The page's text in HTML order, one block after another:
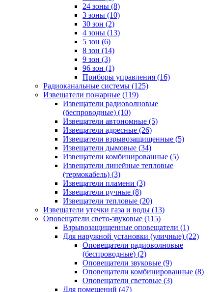
24 зоны (8)
3 зоны (10)
30 зон (2)
4 зоны (13)
5 зон (6)
8 зон (14)
9 зон (3)
96 зон (1)
Приборы управления (16)
Радиоканальные системы (125)
Извещатели пожарные (119)
Извещатели радиоволновые
(беспроводные) (10)
Извещатели автономные (5)
Извещатели адресные (26)
Извещатели взрывозащищенные (5)
Извещатели дымовые (34)
Извещатели комбинированные (5)
Извещатели линейные тепловые
(термокабель) (3)
Извещатели пламени (3)
Извещатели ручные (8)
Извещатели тепловые (20)
Извещатели утечки газа и воды (13)
Оповещатели свето-звуковые (115)
Взрывозащищенные оповещатели (1)
Для наружной установки (уличные) (22)
Оповещатели радиоволновые
(беспроводные) (2)
Оповещатели звуковые (9)
Оповещатели комбинированные (8)
Оповещатели световые (3)
Для помещений (47)